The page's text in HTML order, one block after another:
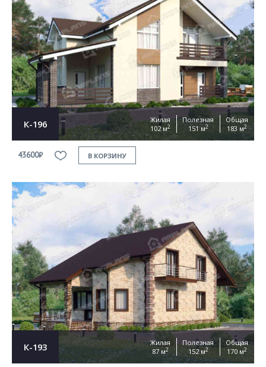
К-196
Жилая
102 м2
Полезная
151 м2
Общая
183 м2
43600₽ В КОРЗИНУ
К-193
Жилая
87 м2
Полезная
152 м2
Общая
170 м2